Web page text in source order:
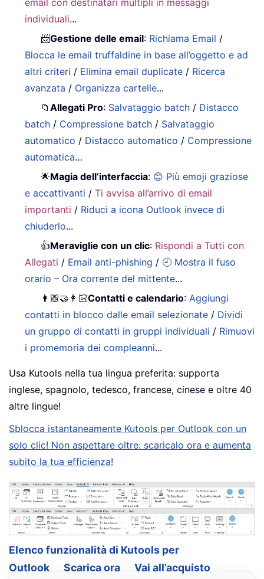
individuali...
📨Gestione delle email: Richiama Email /
Blocca le email truffaldine in base all’oggetto e ad
altri criteri / Elimina email duplicate / Ricerca
avanzata / Organizza cartelle...
📁Allegati Pro: Salvataggio batch / Distacco
batch / Compressione batch / Salvataggio
automatico / Distacco automatico / Compressione
automatica…
🌟Magia dell’interfaccia: 😊 Più emoji graziose
e accattivanti /Ti avvisa all’arrivo di email
importanti / Riduci a icona Outlook invece di
chiuderlo...
👍Meraviglie con un clic: Rispondi a Tutti con
Allegati / Email anti-phishing / 🕘 Mostra il fuso
orario – Ora corrente del mittente...
👩🏼‍🤝‍👩🏻Contatti e calendario: Aggiungi
contatti in blocco dalle email selezionate / Dividi
un gruppo di contatti in gruppi individuali / Rimuovi
i promemoria dei compleanni...
Usa Kutools nella tua lingua preferita: supporta
inglese, spagnolo, tedesco, francese, cinese e oltre 40
altre lingue!
Sblocca istantaneamente Kutools per Outlook con un
solo clic! Non aspettare oltre: scaricalo ora e aumenta
subito la tua efficienza!
Elenco funzionalità di Kutools per
Outlook
Scarica ora Vai all’acquisto